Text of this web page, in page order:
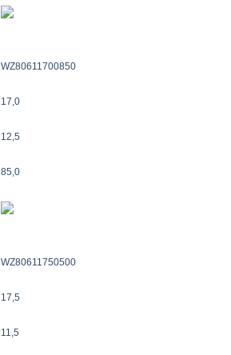
WZ80611700850
17,0
12,5
85,0
WZ80611750500
17,5
11,5